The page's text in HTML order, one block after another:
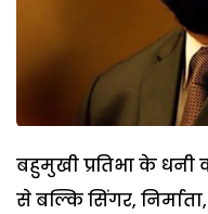
बहुमुखी प्रतिभा के
से बल्कि सिंगर,